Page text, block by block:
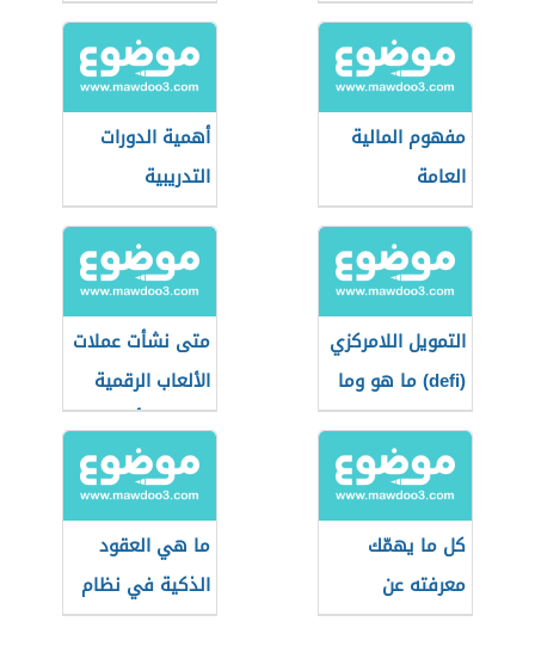
مفهوم المالية
العامة
أهمية الدورات
التدريبية
التمويل اللامركزي
(defi) ما هو وما
استخداماته؟
متى نشأت عملات
الألعاب الرقمية
وما هي أبرز
أنواعها؟
كل ما يهمّك
معرفته عن
العملات الرقمية
ما هي العقود
الذكية في نظام
البلوك تشين وما